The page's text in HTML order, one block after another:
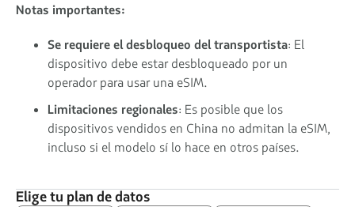
Notas importantes:
Se requiere el desbloqueo del transportista: El
dispositivo debe estar desbloqueado por un
operador para usar una eSIM.
Limitaciones regionales: Es posible que los
dispositivos vendidos en China no admitan la eSIM,
incluso si el modelo sí lo hace en otros países.
Elige tu plan de datos